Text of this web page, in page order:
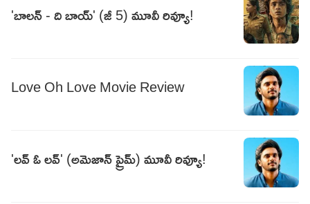
'బాలన్ - ది బాయ్' (జీ 5) మూవీ రివ్యూ!
Love Oh Love Movie Review
'లవ్ ఓ లవ్' (అమెజాన్ ప్రైమ్) మూవీ రివ్యూ!